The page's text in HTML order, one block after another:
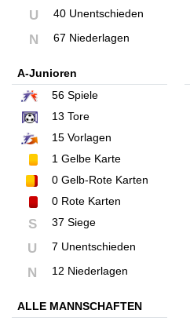
U 40 Unentschieden
N 67 Niederlagen
A-Junioren
56 Spiele
13 Tore
15 Vorlagen
1 Gelbe Karte
0 Gelb-Rote Karten
0 Rote Karten
S 37 Siege
U 7 Unentschieden
N 12 Niederlagen
ALLE MANNSCHAFTEN